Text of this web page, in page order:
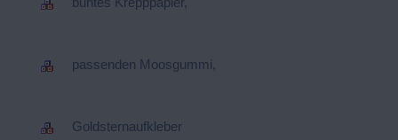
passenden Moosgummi,
Goldsternaufkleber